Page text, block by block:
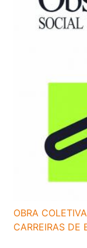
OBRA
CARREIRAS DE